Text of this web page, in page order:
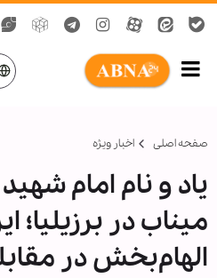
صفحه اصلی اخبار ویژه
یاد و نام امام
میناب در برزیلیا؛
الهام‌بخش در